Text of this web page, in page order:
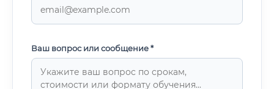
Ваш вопрос или сообщение *